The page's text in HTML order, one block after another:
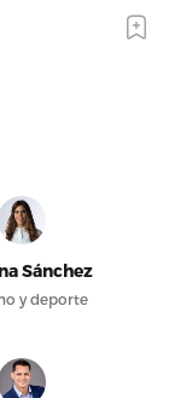
Sánchez
y deporte